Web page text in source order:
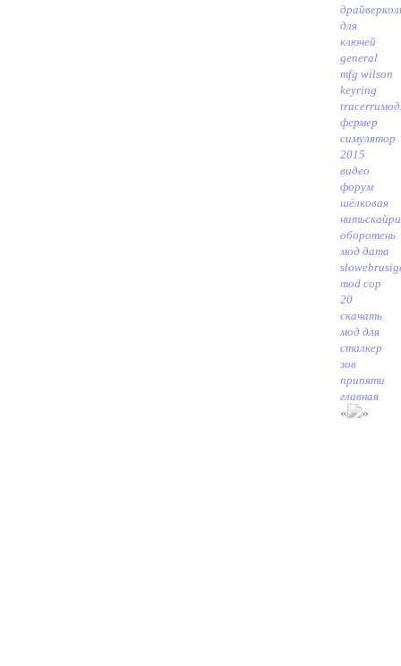
драйвер
для
ключей
general
mfg wilson
keyring
tracerru
фермер
симулятор
2015
видео
форум
шёлковая
нить
оборотень
мод дата
slowebru
mod cop
20
скачать
мод для
сталкер
зов
припяти
главная